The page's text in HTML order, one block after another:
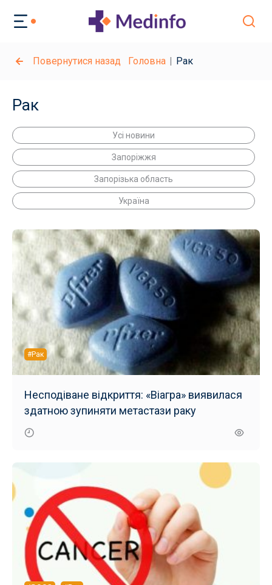
Повернутися назад Головна Рак
Рак
Усі новини
Запоріжжя
Запорізька область
Україна
#Рак
Несподіване відкриття: «Віагра» виявилася
здатною зупиняти метастази раку